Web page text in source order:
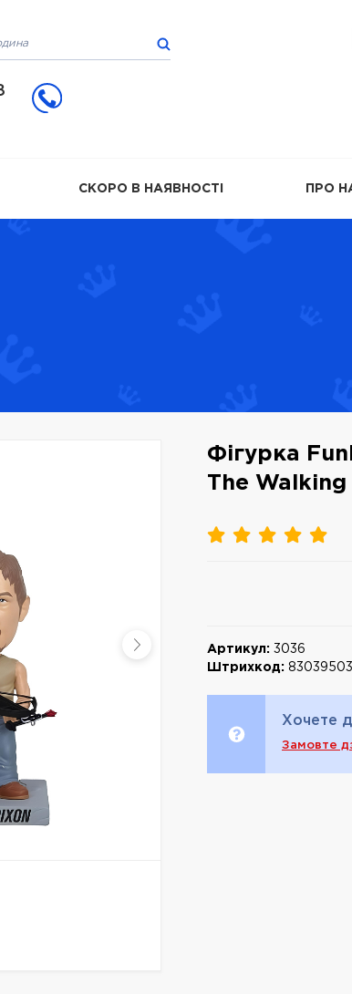
СКОРО В НАЯВНОСТІ ПРО
Фігурка
The Walking
Артикул: 3036
Штрихкод:
Хочете
Замовте